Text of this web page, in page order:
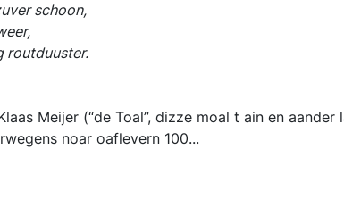
schoon,
Meijer (“de Toal”, dizze moal t ain en
noar oaflevern 100...